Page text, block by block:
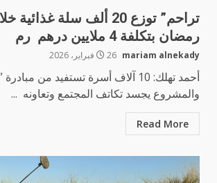
تراحم” توزع 20 ألف سلة
رمضان بتكلفة 4 ملايين درهم رم
mariam alnekady 26 فبراير، 2026
أحمد تهلك: 10 آلاف أسرة تستفيد من
والمشروع يجسد تكاتف المجتمع وتعاونه ...
Read More